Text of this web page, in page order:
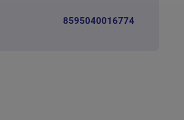
8595040016774